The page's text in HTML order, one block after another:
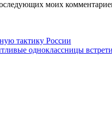
моих
тактику России
одноклассницы